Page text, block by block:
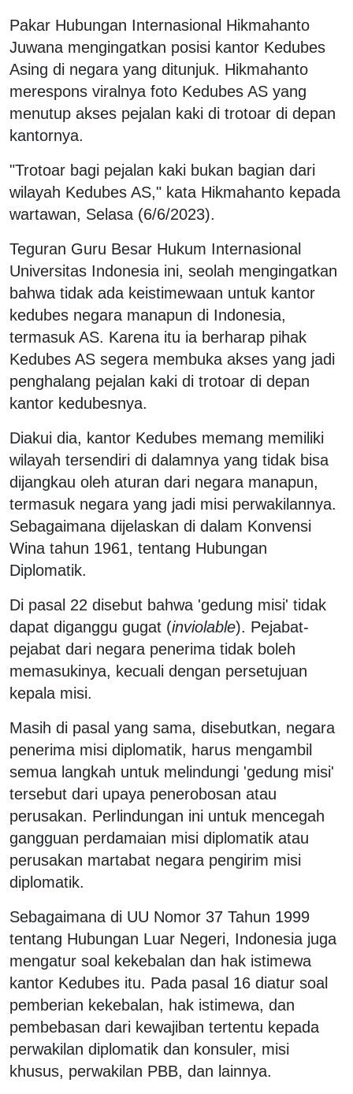
Pakar Hubungan Internasional Hikmahanto
Juwana mengingatkan posisi kantor Kedubes
Asing di negara yang ditunjuk. Hikmahanto
merespons viralnya foto Kedubes AS yang
menutup akses pejalan kaki di trotoar di depan
kantornya.
"Trotoar bagi pejalan kaki bukan bagian dari
wilayah Kedubes AS," kata Hikmahanto kepada
wartawan, Selasa (6/6/2023).
Teguran Guru Besar Hukum Internasional
Universitas Indonesia ini, seolah mengingatkan
bahwa tidak ada keistimewaan untuk kantor
kedubes negara manapun di Indonesia,
termasuk AS. Karena itu ia berharap pihak
Kedubes AS segera membuka akses yang jadi
penghalang pejalan kaki di trotoar di depan
kantor kedubesnya.
Diakui dia, kantor Kedubes memang memiliki
wilayah tersendiri di dalamnya yang tidak bisa
dijangkau oleh aturan dari negara manapun,
termasuk negara yang jadi misi perwakilannya.
Sebagaimana dijelaskan di dalam Konvensi
Wina tahun 1961, tentang Hubungan
Diplomatik.
Di pasal 22 disebut bahwa 'gedung misi' tidak
dapat diganggu gugat (inviolable). Pejabat-
pejabat dari negara penerima tidak boleh
memasukinya, kecuali dengan persetujuan
kepala misi.
Masih di pasal yang sama, disebutkan, negara
penerima misi diplomatik, harus mengambil
semua langkah untuk melindungi 'gedung misi'
tersebut dari upaya penerobosan atau
perusakan. Perlindungan ini untuk mencegah
gangguan perdamaian misi diplomatik atau
perusakan martabat negara pengirim misi
diplomatik.
Sebagaimana di UU Nomor 37 Tahun 1999
tentang Hubungan Luar Negeri, Indonesia juga
mengatur soal kekebalan dan hak istimewa
kantor Kedubes itu. Pada pasal 16 diatur soal
pemberian kekebalan, hak istimewa, dan
pembebasan dari kewajiban tertentu kepada
perwakilan diplomatik dan konsuler, misi
khusus, perwakilan PBB, dan lainnya.